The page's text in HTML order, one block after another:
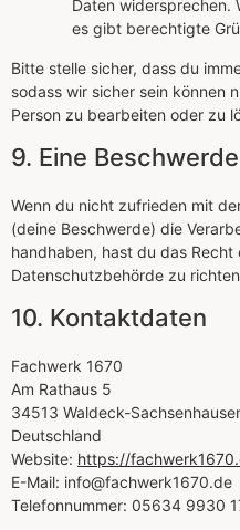
Daten widersprechen.
es gibt berechtigte
Bitte stelle sicher, dass du
sodass wir sicher sein können
Person zu bearbeiten oder zu
9. Eine
Wenn du nicht zufrieden mit
(deine Beschwerde) die
handhaben, hast du das Recht
Datenschutzbehörde zu
10. Kontaktdaten
Fachwerk 1670
Am Rathaus 5
34513 Waldeck-
Deutschland
Website: https://
E-Mail: info@fachwerk1670.de
Telefonnummer: 05634 9930